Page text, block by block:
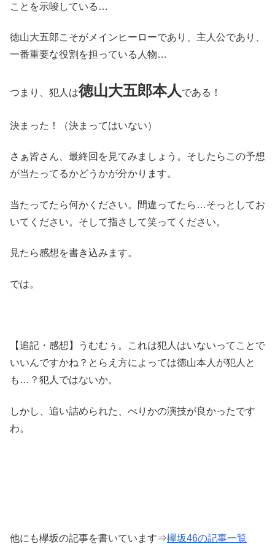
ことを示唆している…
徳山大五郎こそがメインヒーローであり、主人公であり、
一番重要な役割を担っている人物…
つまり、犯人は徳山大五郎本人 である！
決まった！（決まってはいない）
さぁ皆さん、最終回を見てみましょう。そしたらこの予想
が当たってるかどうかが分かります。
当たってたら何かください。間違ってたら…そっとしてお
いてください。そして指さして笑ってください。
見たら感想を書き込みます。
では。
【追記・感想】うむむぅ。これは犯人はいないってことで
いいんですかね？とらえ方によっては徳山本人が犯人と
も…？犯人ではないか。
しかし、追い詰められた、べりかの演技が良かったです
わ。
他にも欅坂の記事を書いています⇒欅坂46の記事一覧